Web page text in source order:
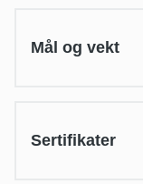
Mål og vekt
Sertifikater